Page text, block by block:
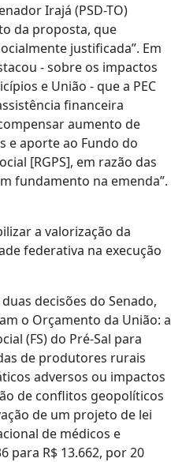
Irajá (PSD-TO)
da proposta, que
justificada”. Em
- sobre os impactos
e União - que a PEC
financeira
aumento de
e aporte ao Fundo do
[RGPS], em razão das
fundamento na emenda”.
a valorização da
federativa na execução
decisões do Senado,
o Orçamento da União: a
(FS) do Pré-Sal para
de produtores rurais
adversos ou impactos
de conflitos geopolíticos
de um projeto de lei
de médicos e
para R$ 13.662, por 20